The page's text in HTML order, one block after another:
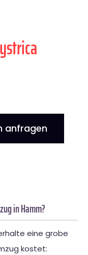
anfragen
in Hamm?
eine grobe
kostet: